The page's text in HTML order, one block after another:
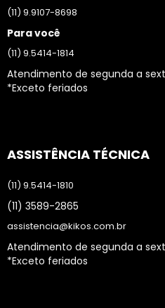
(11) 9.9107-8698
Para você
(11) 9.5414-1814
Atendimento de segunda a
*Exceto feriados
ASSISTÊNCIA TÉCNICA
(11) 9.5414-1810
(11) 3589-2865
assistencia@kikos.com.br
Atendimento de segunda a
*Exceto feriados